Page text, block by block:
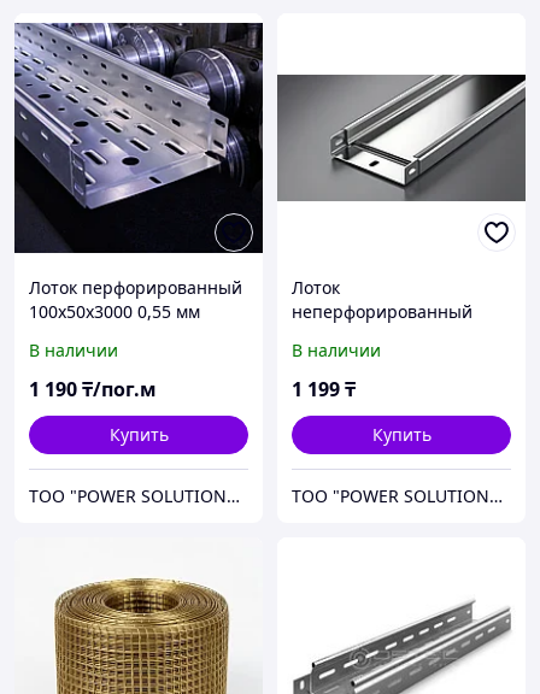
Лоток перфорированный
100х50х3000 0,55 мм
В наличии
1 190₸/пог.м
Купить
ТОО "POWER SOLUTIONS KZ"
Лоток
неперфорированный
0.7мм
В наличии
1 199₸
Купить
ТОО "POWER SOLUTIONS KZ"